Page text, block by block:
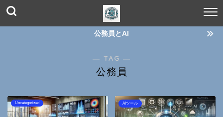
公務員とAI
― TAG ―
公務員
Uncategorized AIツール